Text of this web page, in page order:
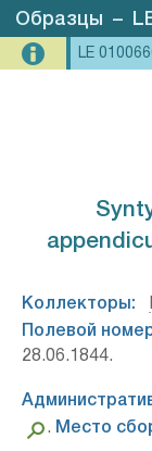
Образцы –
LE
Коллекторы:
Полевой
28.06.1844.
. Место